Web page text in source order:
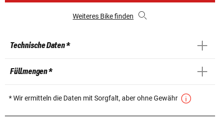
Weiteres Bike finden
Technische Daten *
Füllmengen *
* Wir ermitteln die Daten mit Sorgfalt, aber ohne Gewähr